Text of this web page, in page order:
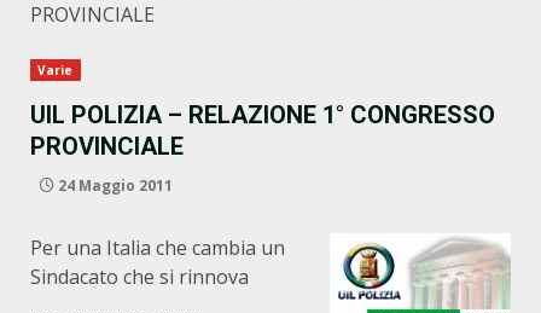
PROVINCIALE
Varie
UIL POLIZIA – RELAZIONE 1° CONGRESSO
PROVINCIALE
24 Maggio 2011
Per una Italia che cambia un
Sindacato che si rinnova